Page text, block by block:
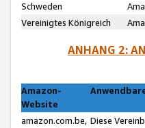
Schweden
Vereinigtes Königreich
ANHANG 2:
Amazon-
Website
amazon.com.be, Diese